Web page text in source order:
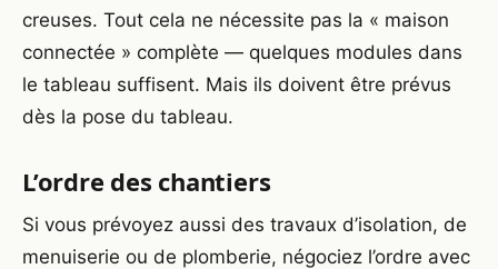
creuses. Tout cela ne nécessite pas la « maison
connectée » complète — quelques modules dans
le tableau suffisent. Mais ils doivent être prévus
dès la pose du tableau.
L’ordre des chantiers
Si vous prévoyez aussi des travaux d’isolation, de
menuiserie ou de plomberie, négociez l’ordre avec